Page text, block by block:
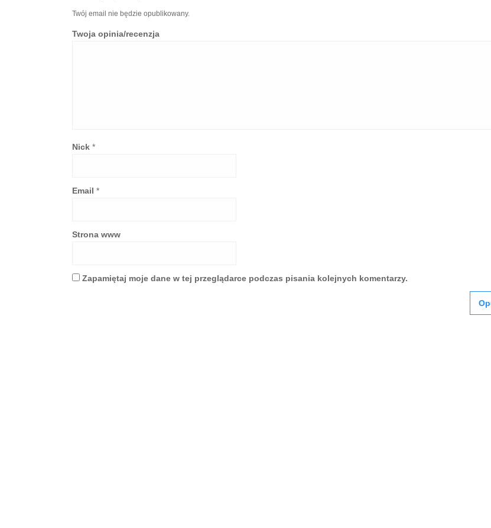
Twój email nie będzie opublikowany.
Twoja opinia/recenzja
Nick *
Email *
Strona www
Zapamiętaj moje dane w tej przeglądarce podczas pisania kolejnych komentarzy.